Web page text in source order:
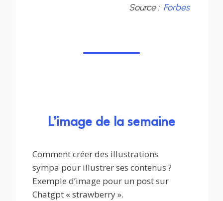
Source : Forbes
L’image de la semaine
Comment créer des illustrations
sympa pour illustrer ses contenus ?
Exemple d’image pour un post sur
Chatgpt « strawberry ».